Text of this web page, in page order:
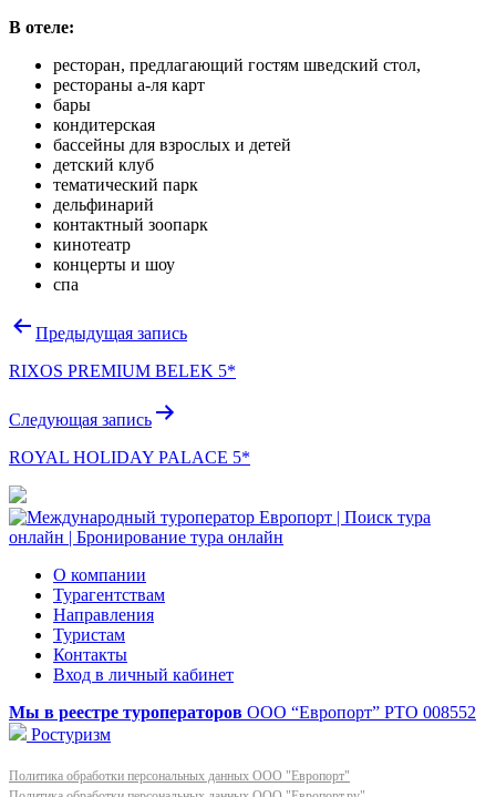
В отеле:
ресторан, предлагающий гостям шведский стол,
рестораны а-ля карт
бары
кондитерская
бассейны для взрослых и детей
детский клуб
тематический парк
дельфинарий
контактный зоопарк
кинотеатр
концерты и шоу
спа
Навигация
записям
Предыдущая запись
RIXOS PREMIUM BELEK 5*
Следующая запись
ROYAL HOLIDAY PALACE 5*
О компании
Турагентствам
Направления
Туристам
Контакты
Вход в личный кабинет
Мы в реестре туроператоров ООО “Европорт” РТО 008552
Ростуризм
Политика обработки персональных данных ООО "Европорт"